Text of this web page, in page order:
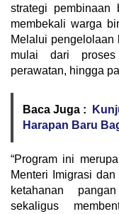
strategi pembinaan
membekali warga
Melalui pengelolaan
mulai dari proses
perawatan, hingga
Baca Juga :
Harapan Baru
“Program ini
Menteri Imigrasi
ketahanan
sekaligus